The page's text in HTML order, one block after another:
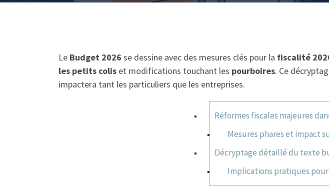
Le Budget 2026 se dessine avec des mesures clés pour la fiscalité
les petits colis et modifications touchant les pourboires. Ce
impactera tant les particuliers que les entreprises.
Réformes fiscales majeures
Mesures phares et impact
Décryptage détaillé du texte
Implications pratiques